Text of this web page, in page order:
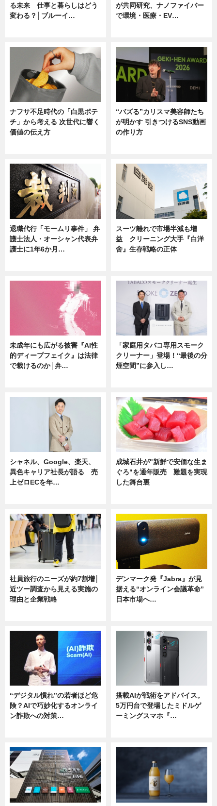
る未来 仕事と暮らしはどう
変わる？│ブルーイ…
が共同研究、ナノファイバー
で環境・医療・EV…
ナフサ不足時代の「白黒ポテ
チ」から考える 次世代に響く
価値の伝え方
“バズる”カリスマ美容師たち
が明かす 引きつけるSNS動画
の作り方
退職代行「モームリ事件」 弁
護士法人・オーシャン代表弁
護士に1年6か月…
スーツ離れで市場半減も増
益 クリーニング大手『白洋
舍』生存戦略の正体
未成年にも広がる被害『AI性
的ディープフェイク』は法律
で裁けるのか│弁…
「家庭用タバコ専用スモーク
クリーナー」登場！“最後の分
煙空間”に参入し…
シャネル、Google、楽天、
異色キャリア社長が語る 売
上ゼロECを年…
成城石井が"新鮮で安価な生ま
ぐろ"を通年販売 難題を実現
した舞台裏
社員旅行のニーズが約7割増│
近ツー調査から見える実施の
理由と企業戦略
デンマーク発『Jabra』が見
据える“オンライン会議革命”
日本市場へ…
“デジタル慣れ”の若者ほど危
険？AIで巧妙化するオンライ
ン詐欺への対策…
搭載AIが戦術をアドバイス。
5万円台で登場したミドルゲ
ーミングスマホ『…